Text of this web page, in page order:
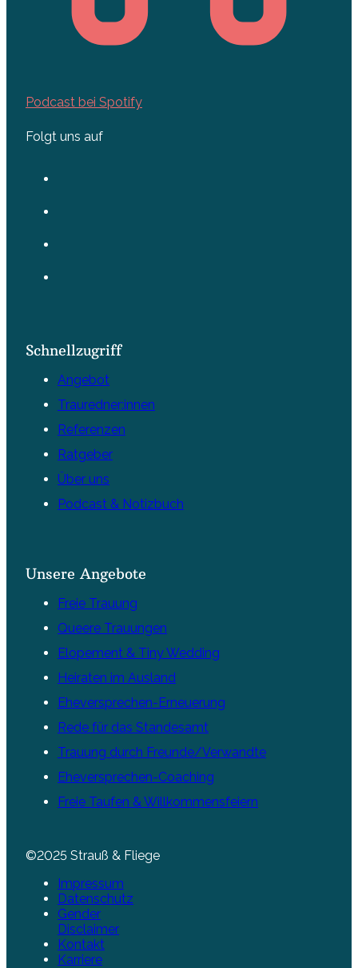
Podcast bei Spotify
Folgt uns auf
Schnellzugriff
Angebot
Trauredner:innen
Referenzen
Ratgeber
Über uns
Podcast & Notizbuch
Unsere Angebote
Freie Trauung
Queere Trauungen
Elopement & Tiny Wedding
Heiraten im Ausland
Eheversprechen-Erneuerung
Rede für das Standesamt
Trauung durch Freunde/Verwandte
Eheversprechen-Coaching
Freie Taufen & Willkommensfeiern
©2025 Strauß & Fliege
Impressum
Datenschutz
Gender
Disclaimer
Kontakt
Karriere